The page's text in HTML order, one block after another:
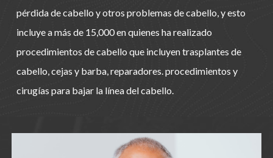
pérdida de cabello y otros problemas de cabello, y esto
incluye a más de 15,000 en quienes ha realizado
procedimientos de cabello que incluyen trasplantes de
cabello, cejas y barba, reparadores. procedimientos y
cirugías para bajar la línea del cabello.